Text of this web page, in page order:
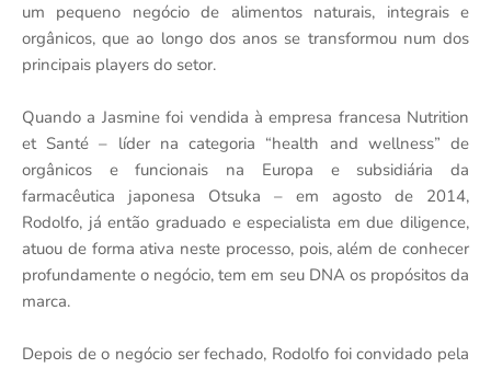
um pequeno negócio de alimentos naturais, integrais e
orgânicos, que ao longo dos anos se transformou num dos
principais players do setor.
Quando a Jasmine foi vendida à empresa francesa Nutrition
et Santé – líder na categoria “health and wellness” de
orgânicos e funcionais na Europa e subsidiária da
farmacêutica japonesa Otsuka – em agosto de 2014,
Rodolfo, já então graduado e especialista em due diligence,
atuou de forma ativa neste processo, pois, além de conhecer
profundamente o negócio, tem em seu DNA os propósitos da
marca.
Depois de o negócio ser fechado, Rodolfo foi convidado pela